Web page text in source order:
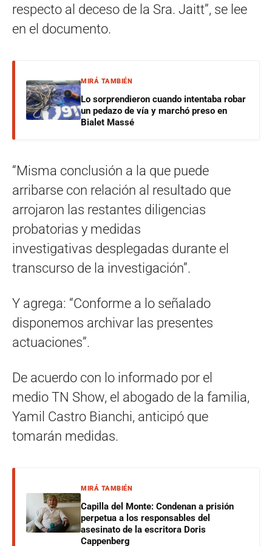
respecto al deceso de la Sra. Jaitt”, se lee
en el documento.
MIRÁ TAMBIÉN
Lo sorprendieron cuando intentaba robar
un pedazo de vía y marchó preso en
Bialet Massé
“Misma conclusión a la que puede
arribarse con relación al resultado que
arrojaron las restantes diligencias
probatorias y medidas
investigativas desplegadas durante el
transcurso de la investigación”.
Y agrega: “Conforme a lo señalado
disponemos archivar las presentes
actuaciones”.
De acuerdo con lo informado por el
medio TN Show, el abogado de la familia,
Yamil Castro Bianchi, anticipó que
tomarán medidas.
MIRÁ TAMBIÉN
Capilla del Monte: Condenan a prisión
perpetua a los responsables del
asesinato de la escritora Doris
Cappenberg